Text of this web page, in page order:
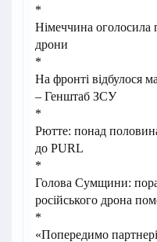
*
Німеччина оголосила
дрони
*
На фронті відбулося
– Генштаб ЗСУ
*
Рютте: понад
до PURL
*
Голова Сумщини:
російського дрона
*
«Попередимо